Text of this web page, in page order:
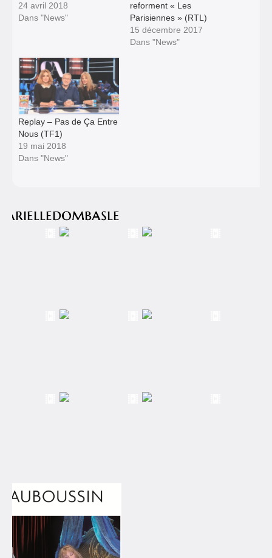
24 avril 2018
Dans "News"
reforment « Les
Parisiennes » (RTL)
15 décembre 2017
Dans "News"
Replay – Pas de Ça Entre
Nous (TF1)
19 mai 2018
Dans "News"